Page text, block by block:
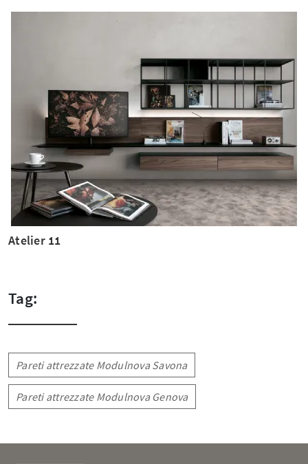
Atelier 11
Tag:
Pareti attrezzate Modulnova Savona
Pareti attrezzate Modulnova Genova